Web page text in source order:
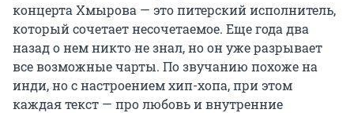
концерта Хмырова — это питерский исполнитель,
который сочетает несочетаемое. Еще года два
назад о нем никто не знал, но он уже разрывает
все возможные чарты. По звучанию похоже на
инди, но с настроением хип-хопа, при этом
каждая текст — про любовь и внутренние